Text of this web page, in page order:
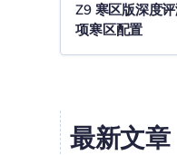
Z9 寒区版深度
项寒区配置
最新文章